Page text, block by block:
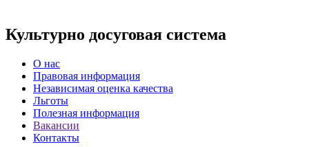
Культурно досуговая система
О нас
Правовая информация
Независимая оценка качества
Льготы
Полезная информация
Вакансии
Контакты